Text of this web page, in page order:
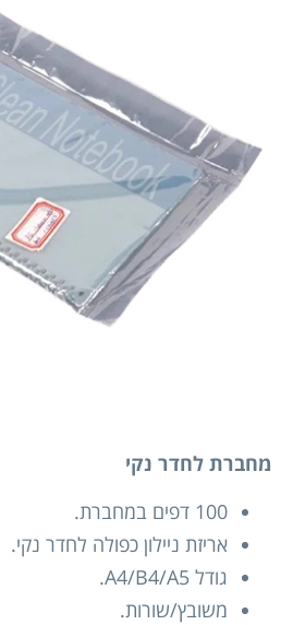
מחברת לחדר נקי
100 דפים במחברת.
אריזת ניילון כפולה לחדר נקי.
גודל A4/B4/A5.
משובץ/שורות.